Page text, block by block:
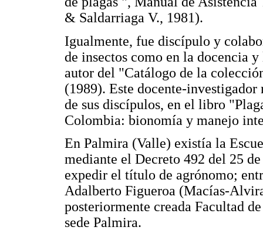
& Saldarriaga V., 1981).
Igualmente, fue discípulo y
de insectos como en la docencia
autor del "Catálogo de la
(1989). Este docente-
de sus discípulos, en el libro
Colombia: bionomía y manejo
En Palmira (Valle) existía la
mediante el Decreto 492 del 25
expedir el título de agrónomo;
Adalberto Figueroa (Macías-
posteriormente creada Facultad
sede Palmira.